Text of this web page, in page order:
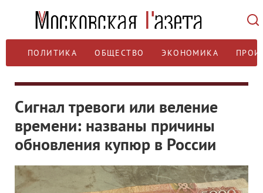
ПОЛИТИКА ОБЩЕСТВО ЭКОНОМИКА
Сигнал тревоги или веление
времени: названы причины
обновления купюр в России